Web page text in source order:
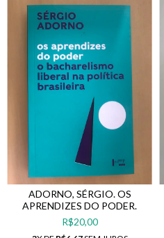
ADORNO, SÉRGIO. OS
APRENDIZES DO PODER.
R$20,00